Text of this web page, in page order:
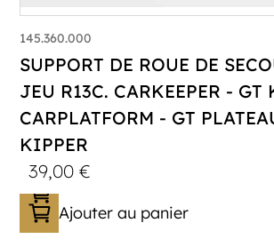
145.360.000
SUPPORT DE ROUE DE
JEU R13C. CARKEEPER -
CARPLATFORM - GT
KIPPER
39,00€
Ajouter au panier